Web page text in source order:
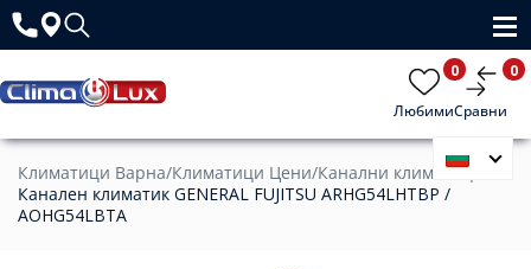
Любими
0
Сравни
0
Климатици Варна/Климатици Цени/Канални климатици
Канален климатик GENERAL FUJITSU ARHG54LHTBP /
AOHG54LBTA